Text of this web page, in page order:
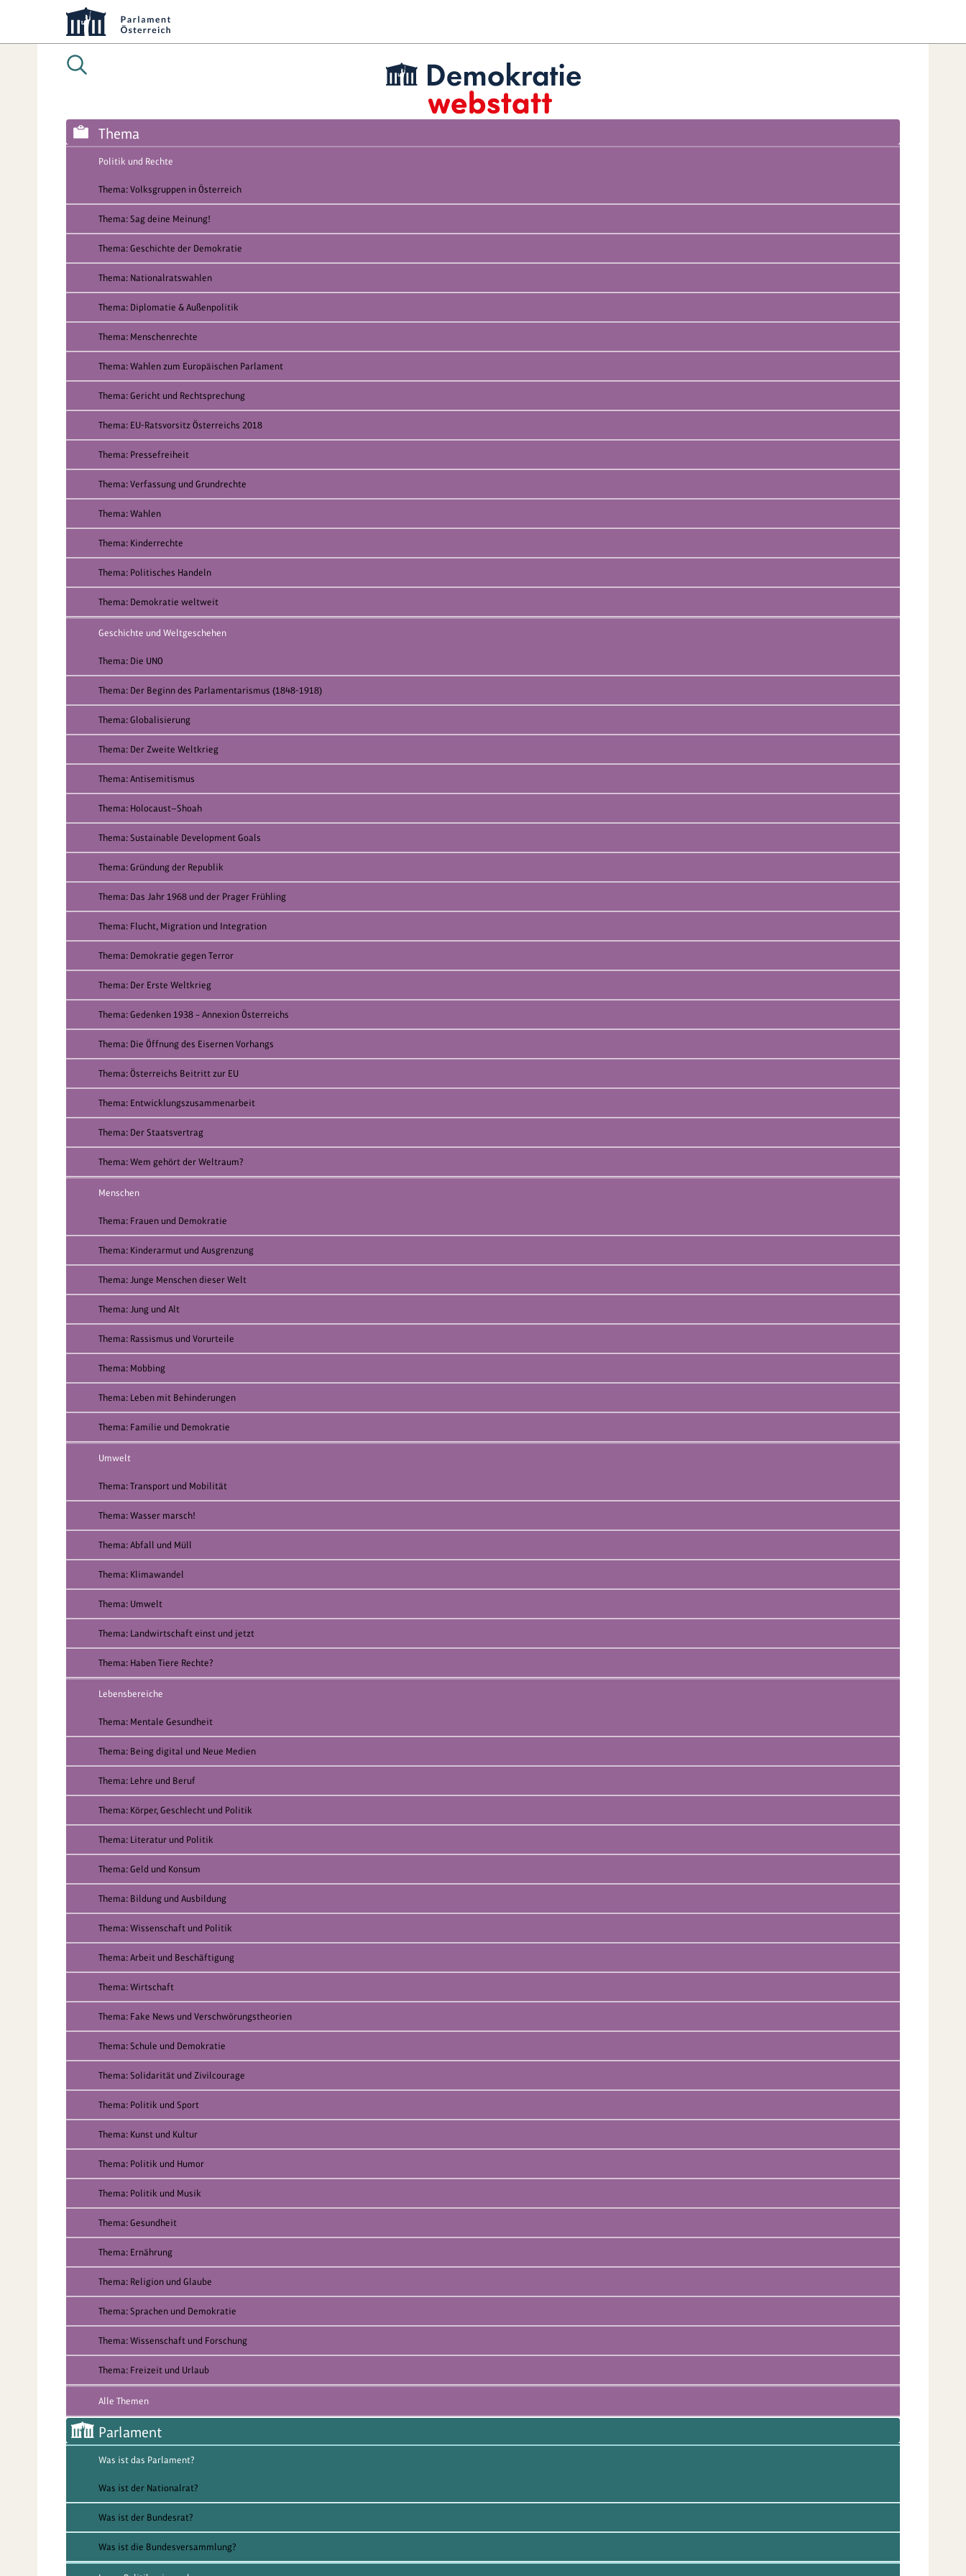
Thema
Politik und Rechte
Thema: Volksgruppen in Österreich
Thema: Sag deine Meinung!
Thema: Geschichte der Demokratie
Thema: Nationalratswahlen
Thema: Diplomatie & Außenpolitik
Thema: Menschenrechte
Thema: Wahlen zum Europäischen Parlament
Thema: Gericht und Rechtsprechung
Thema: EU-Ratsvorsitz Österreichs 2018
Thema: Pressefreiheit
Thema: Verfassung und Grundrechte
Thema: Wahlen
Thema: Kinderrechte
Thema: Politisches Handeln
Thema: Demokratie weltweit
Geschichte und Weltgeschehen
Thema: Die UNO
Thema: Der Beginn des Parlamentarismus (1848-1918)
Thema: Globalisierung
Thema: Der Zweite Weltkrieg
Thema: Antisemitismus
Thema: Holocaust—Shoah
Thema: Sustainable Development Goals
Thema: Gründung der Republik
Thema: Das Jahr 1968 und der Prager Frühling
Thema: Flucht, Migration und Integration
Thema: Demokratie gegen Terror
Thema: Der Erste Weltkrieg
Thema: Gedenken 1938 – Annexion Österreichs
Thema: Die Öffnung des Eisernen Vorhangs
Thema: Österreichs Beitritt zur EU
Thema: Entwicklungszusammenarbeit
Thema: Der Staatsvertrag
Thema: Wem gehört der Weltraum?
Menschen
Thema: Frauen und Demokratie
Thema: Kinderarmut und Ausgrenzung
Thema: Junge Menschen dieser Welt
Thema: Jung und Alt
Thema: Rassismus und Vorurteile
Thema: Mobbing
Thema: Leben mit Behinderungen
Thema: Familie und Demokratie
Umwelt
Thema: Transport und Mobilität
Thema: Wasser marsch!
Thema: Abfall und Müll
Thema: Klimawandel
Thema: Umwelt
Thema: Landwirtschaft einst und jetzt
Thema: Haben Tiere Rechte?
Lebensbereiche
Thema: Mentale Gesundheit
Thema: Being digital und Neue Medien
Thema: Lehre und Beruf
Thema: Körper, Geschlecht und Politik
Thema: Literatur und Politik
Thema: Geld und Konsum
Thema: Bildung und Ausbildung
Thema: Wissenschaft und Politik
Thema: Arbeit und Beschäftigung
Thema: Wirtschaft
Thema: Fake News und Verschwörungstheorien
Thema: Schule und Demokratie
Thema: Solidarität und Zivilcourage
Thema: Politik und Sport
Thema: Kunst und Kultur
Thema: Politik und Humor
Thema: Politik und Musik
Thema: Gesundheit
Thema: Ernährung
Thema: Religion und Glaube
Thema: Sprachen und Demokratie
Thema: Wissenschaft und Forschung
Thema: Freizeit und Urlaub
Alle Themen
Parlament
Was ist das Parlament?
Was ist der Nationalrat?
Was ist der Bundesrat?
Was ist die Bundesversammlung?